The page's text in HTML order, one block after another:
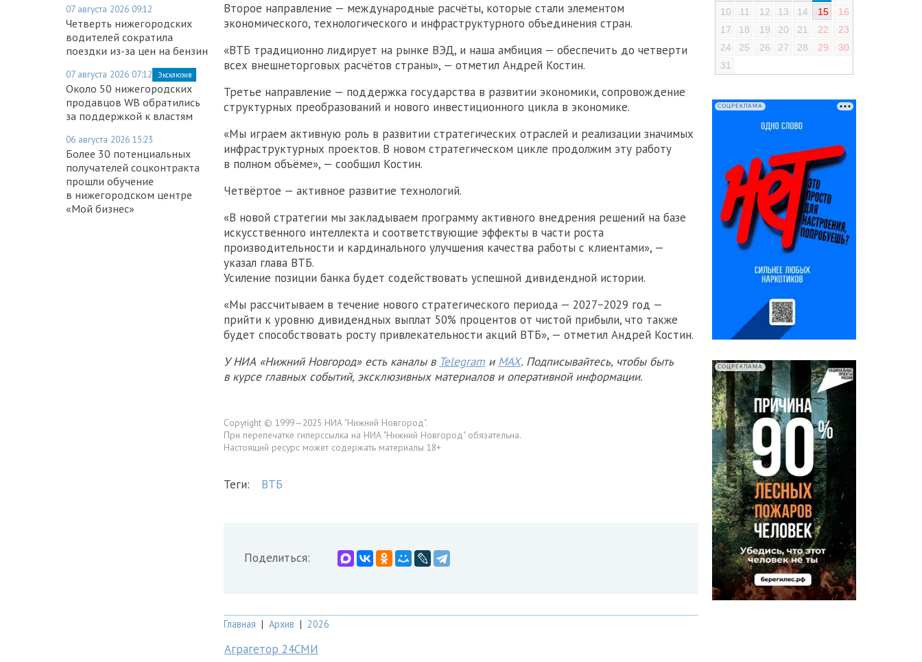
07 августа 2026 09:12
Четверть нижегородских
водителей сократила
поездки из-за цен на бензин
07 августа 2026 07:12 Эксклюзив
Около 50 нижегородских
продавцов WB обратились
за поддержкой к властям
06 августа 2026 15:23
Более 30 потенциальных
получателей соцконтракта
прошли обучение
в нижегородском центре
«Мой бизнес»
Второе направление — международные расчёты, которые стали элементом
экономического, технологического и инфраструктурного объединения стран.
«ВТБ традиционно лидирует на рынке ВЭД, и наша амбиция — обеспечить до четверти
всех внешнеторговых расчётов страны», — отметил Андрей Костин.
Третье направление — поддержка государства в развитии экономики, сопровождение
структурных преобразований и нового инвестиционного цикла в экономике.
«Мы играем активную роль в развитии стратегических отраслей и реализации значимых
инфраструктурных проектов. В новом стратегическом цикле продолжим эту работу
в полном объёме», — сообщил Костин.
Четвёртое — активное развитие технологий.
«В новой стратегии мы закладываем программу активного внедрения решений на базе
искусственного интеллекта и соответствующие эффекты в части роста
производительности и кардинального улучшения качества работы с клиентами», —
указал глава ВТБ.
Усиление позиции банка будет содействовать успешной дивидендной истории.
«Мы рассчитываем в течение нового стратегического периода — 2027−2029 год —
прийти к уровню дивидендных выплат 50% процентов от чистой прибыли, что также
будет способствовать росту привлекательности акций ВТБ», — отметил Андрей Костин.
У НИА «Нижний Новгород» есть каналы в Telegram и MAX. Подписывайтесь, чтобы быть
в курсе главных событий, эксклюзивных материалов и оперативной информации.
Copyright © 1999—2025 НИА "Нижний Новгород".
При перепечатке гиперссылка на НИА "Нижний Новгород" обязательна.
Настоящий ресурс может содержать материалы 18+
Теги: ВТБ
Поделиться:
Главная | Архив | 2026
Аграгетор 24СМИ
10
11 12 13 14 15
16
17
18 19 20 21 22
23
24
25 26 27 28 29
30
31
СОЦРЕКЛАМА
СОЦРЕКЛАМА